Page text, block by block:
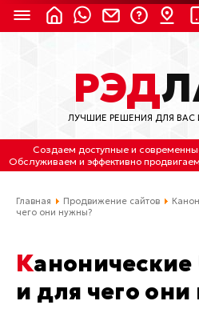
8 (800)
Мск)
Бесплатно по
(4212) 658-
(4212) 637-
Отдельный вход
Пн-пт. с 9:30
РЭД
ЛУЧШИЕ РЕШЕНИЯ ДЛЯ ВАС
Создаем доступные и
Обслуживаем и эффективно
Главная Продвижение сайтов
чего они нужны?
Канонические URL: что это
и для чего